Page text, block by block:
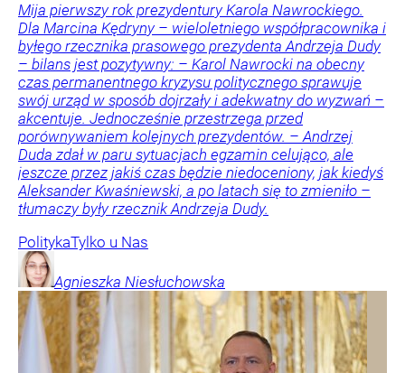
Mija pierwszy rok prezydentury Karola Nawrockiego.
Dla Marcina Kędryny – wieloletniego współpracownika i
byłego rzecznika prasowego prezydenta Andrzeja Dudy
– bilans jest pozytywny: – Karol Nawrocki na obecny
czas permanentnego kryzysu politycznego sprawuje
swój urząd w sposób dojrzały i adekwatny do wyzwań –
akcentuje. Jednocześnie przestrzega przed
porównywaniem kolejnych prezydentów. – Andrzej
Duda zdał w paru sytuacjach egzamin celująco, ale
jeszcze przez jakiś czas będzie niedoceniony, jak kiedyś
Aleksander Kwaśniewski, a po latach się to zmieniło –
tłumaczy były rzecznik Andrzeja Dudy.
PolitykaTylko u Nas
Agnieszka Niesłuchowska